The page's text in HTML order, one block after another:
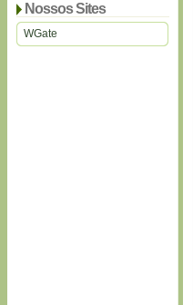
Nossos Sites
WGate